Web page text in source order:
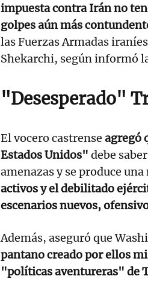
impuesta contra Irán no
golpes aún más
las Fuerzas Armadas
Shekarchi, según informó
"Desesperado"
El vocero castrense agregó
Estados Unidos" debe
amenazas y se produce
activos y el debilitado
escenarios nuevos,
Además, aseguró que
pantano creado por ellos
"políticas aventureras" de